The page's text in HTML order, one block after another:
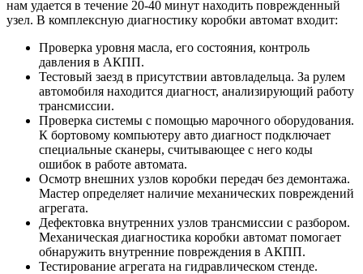
нам удается в течение 20-40 минут находить поврежденный
узел. В комплексную диагностику коробки автомат входит:
Проверка уровня масла, его состояния, контроль
давления в АКПП.
Тестовый заезд в присутствии автовладельца. За рулем
автомобиля находится диагност, анализирующий работу
трансмиссии.
Проверка системы с помощью марочного оборудования.
К бортовому компьютеру авто диагност подключает
специальные сканеры, считывающее с него коды
ошибок в работе автомата.
Осмотр внешних узлов коробки передач без демонтажа.
Мастер определяет наличие механических повреждений
агрегата.
Дефектовка внутренних узлов трансмиссии с разбором.
Механическая диагностика коробки автомат помогает
обнаружить внутренние повреждения в АКПП.
Тестирование агрегата на гидравлическом стенде.